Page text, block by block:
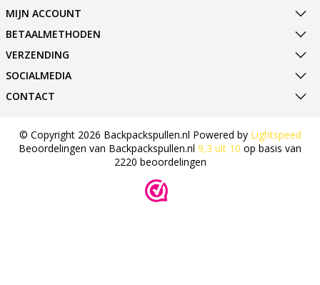
MIJN ACCOUNT
BETAALMETHODEN
VERZENDING
SOCIALMEDIA
CONTACT
© Copyright 2026 Backpackspullen.nl Powered by Lightspeed
Beoordelingen van Backpackspullen.nl 9,3 uit 10 op basis van
2220 beoordelingen